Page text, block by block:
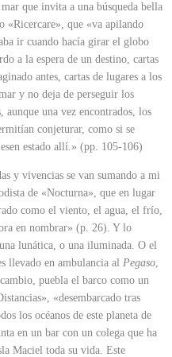
que invita a una búsqueda bella
«Ricercare», que «va apilando
ir cuando hacía girar el globo
a la espera de un destino, cartas
antes, cartas de lugares a los
y no deja de perseguir los
aunque una vez encontrados, los
conjeturar, como si se
estado allí.» (pp. 105-106)
y vivencias se van sumando a mi
de «Nocturna», que en lugar
como el viento, el agua, el frío,
en nombrar» (p. 26). Y lo
lunática, o una iluminada. O el
llevado en ambulancia al Pegaso,
puebla el barco como un
«desembarcado tras
los océanos de este planeta de
en un bar con un colega que ha
Maciel toda su vida. Este